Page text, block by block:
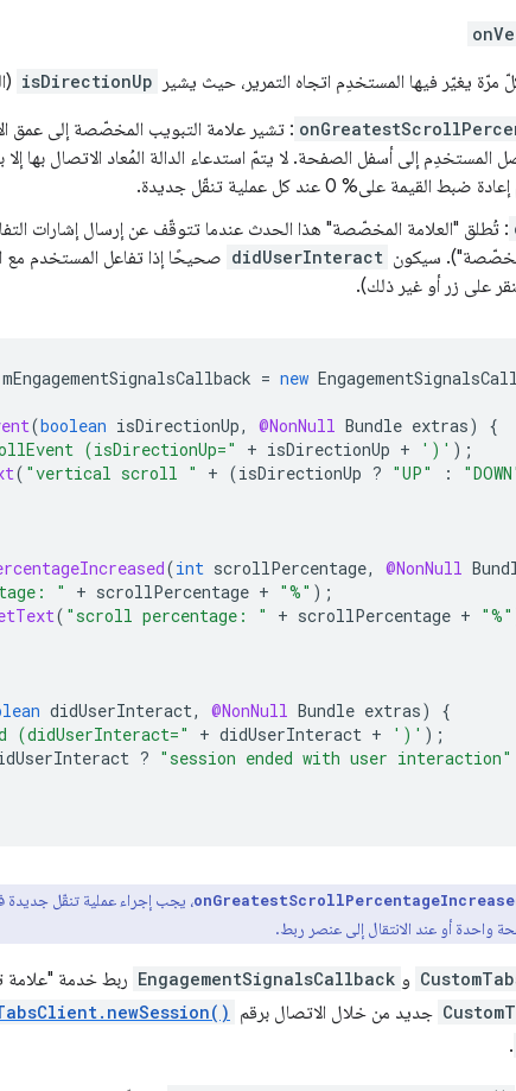
مرّة يغيّر فيها المستخدِم اتجاه التمرير، حيث يشير isDirectionUp
عندما يصل المستخدِم إلى أسفل الصفحة. لا يتمّ استدعاء الدالة المُعاد الاتصال
على% 0 عند كل عملية تنقّل جديدة.
: تُطلق "العلامة المخصّصة" هذا الحدث عندما تتوقّف عن إرسال إشارات
سيكون didUserInteract صحيحًا إذا تفاعل المستخدم مع
على زر أو غير ذلك).
mEngagementSignalsCallback = new
(boolean isDirectionUp, @NonNull Bundle extras)
{
(isDirectionUp=" + isDirectionUp + ')' );
( "vertical scroll " + (isDirectionUp ? "UP️" :
(int scrollPercentage, @NonNull
" + scrollPercentage + "%" );
( "scroll percentage: " + scrollPercentage + "%"
didUserInteract, @NonNull Bundle extras)
{
(didUserInteract=" + didUserInteract + ')' );
? "session ended with user interaction"
، يجب إجراء عملية تنقّل جديدة
واحدة أو عند الانتقال إلى عنصر ربط.
و EngagementSignalsCallback ربط خدمة
جديد من خلال الاتصال برقم
.